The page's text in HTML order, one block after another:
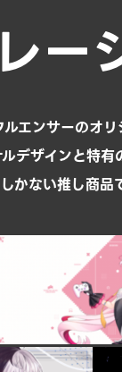
ー
エンサーのオリ
デザインと特
かない推し商品